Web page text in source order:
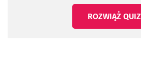
ROZWIĄŻ QUIZ